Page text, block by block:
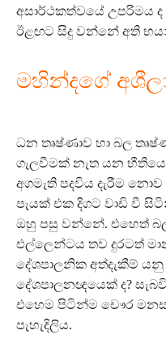
අසාර්ථකත්වයේ උපරිමය
ඊළඟට සිදු වන්නේ අති
මහින්දගේ
ධන තෘෂ්ණාව හා බල
ගැලවීමක් නැත යන
අගමැති පදවිය දැරීම
පැයක් එක දිගට වාඩි වී
ඔහු පසු වන්නේ. එහෙත්
එල්ලෙන්ටය තව දුරටත්
දේශපාලනික අත්දැකීම්
දේශපාලනඥයෙක් ද?
එහෙම පිටින්ම චෞර
පැහැදිලිය.